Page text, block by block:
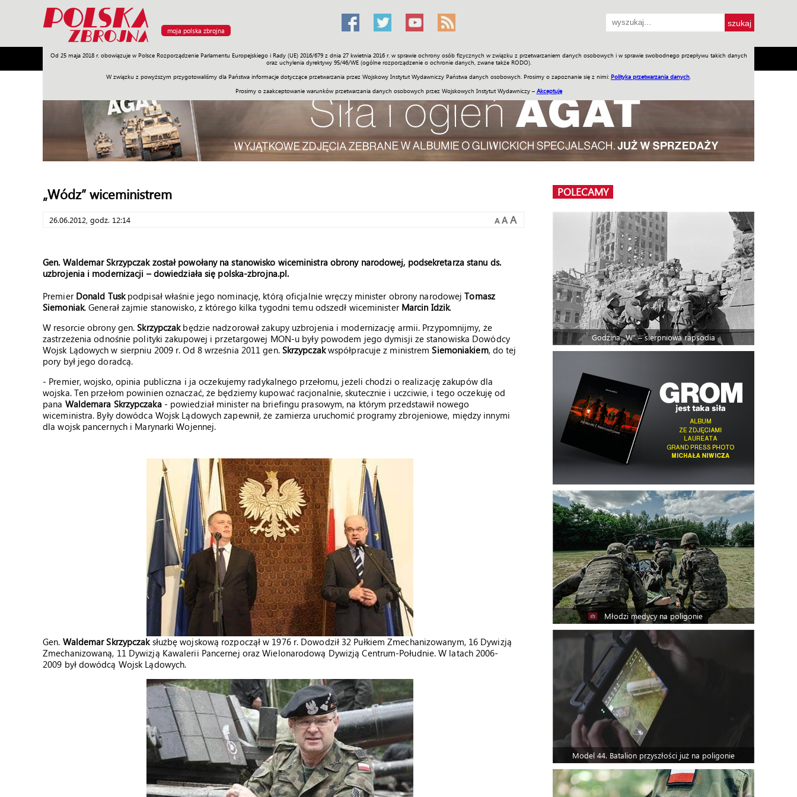
moja polska zbrojna
Od 25 maja 2018 r. obowiązuje w Polsce Rozporządzenie Parlamentu Europejskiego i Rady (UE) 2016/679 z dnia 27 kwietnia 2016 r. w sprawie ochrony osób fizycznych w związku z przetwarzaniem danych osobowych i w sprawie swobodnego przepływu takich danych
oraz uchylenia dyrektywy 95/46/WE (ogólne rozporządzenie o ochronie danych, zwane także RODO).
W związku z powyższym przygotowaliśmy dla Państwa informacje dotyczące przetwarzania przez Wojskowy Instytut Wydawniczy Państwa danych osobowych. Prosimy o zapoznanie się z nimi: Polityka przetwarzania danych
Prosimy o zaakceptowanie warunków przetwarzania danych osobowych przez Wojskowych Instytut Wydawniczy – Akceptuję
Armia Poligon Sprzęt Misje Polityka Prawo Świat Społeczność Sport Historia Galerie Wideo ENGLISH SKLEP Jednodniówki Praca w WIW
„Wódz” wiceministrem
26.06.2012, godz. 12:14 A A A
Gen. Waldemar Skrzypczak został powołany na stanowisko wiceministra obrony narodowej, podsekretarza stanu ds.
uzbrojenia i modernizacji – dowiedziała się polska-zbrojna.pl.
Premier Donald Tuskpodpisał właśnie jego nominację, którą oficjalnie wręczy minister obrony narodowejTomasz
Siemoniak. Generał zajmie stanowisko, z którego kilka tygodni temu odszedł wiceminister Marcin Idzik.
W resorcie obrony gen. Skrzypczakbędzie nadzorował zakupy uzbrojenia i modernizację armii. Przypomnijmy, że
zastrzeżenia odnośnie polityki zakupowej i przetargowej MON-u były powodem jego dymisji ze stanowiska Dowódcy
Wojsk Lądowych w sierpniu 2009 r. Od 8 września 2011 gen. Skrzypczakwspółpracuje z ministremSiemoniakiem, do tej
pory był jego doradcą.
- Premier, wojsko, opinia publiczna i ja oczekujemy radykalnego przełomu, jeżeli chodzi o realizację zakupów dla
wojska. Ten przełom powinien oznaczać, że będziemy kupować racjonalnie, skutecznie i uczciwie, i tego oczekuję od
pana Waldemara Skrzypczaka- powiedział minister na briefingu prasowym, na którym przedstawił nowego
wiceministra. Były dowódca Wojsk Lądowych zapewnił, że zamierza uruchomić programy zbrojeniowe, między innymi
dla wojsk pancernych i Marynarki Wojennej.
Gen. WaldemarSkrzypczaksłużbę wojskową rozpoczął w 1976 r. Dowodził 32 Pułkiem Zmechanizowanym, 16 Dywizją
Zmechanizowaną, 11 Dywizją Kawalerii Pancernej oraz Wielonarodową Dywizją Centrum-Południe. W latach 2006-
2009 był dowódcą Wojsk Lądowych.
POLECAMY
Godzina „W” – sierpniowa rapsodia
Młodzi medycy na poligonie
Model 44. Batalion przyszłości już na poligonie